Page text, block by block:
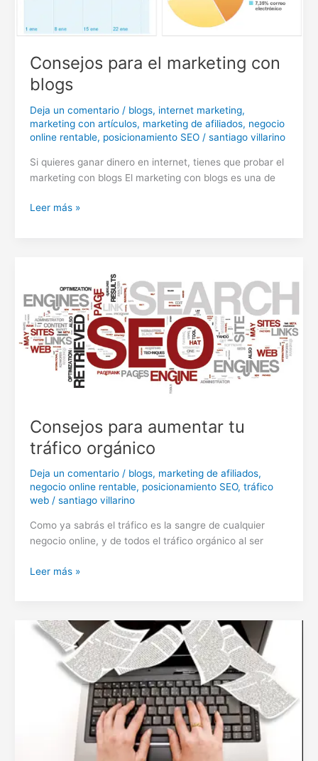
Consejos para el marketing con
blogs
Deja un comentario / blogs, internet marketing,
marketing con artículos, marketing de afiliados, negocio
online rentable, posicionamiento SEO/ santiago villarino
Si quieres ganar dinero en internet, tienes que probar el
marketing con blogs El marketing con blogs es una de
Consejos
Leer más »
Consejos para aumentar tu
tráfico orgánico
Deja un comentario / blogs, marketing de afiliados,
negocio online rentable, posicionamiento SEO, tráfico
web/ santiago villarino
Como ya sabrás el tráfico es la sangre de cualquier
negocio online, y de todos el tráfico orgánico al ser
Consejos
tráfico
orgánico
Leer más »